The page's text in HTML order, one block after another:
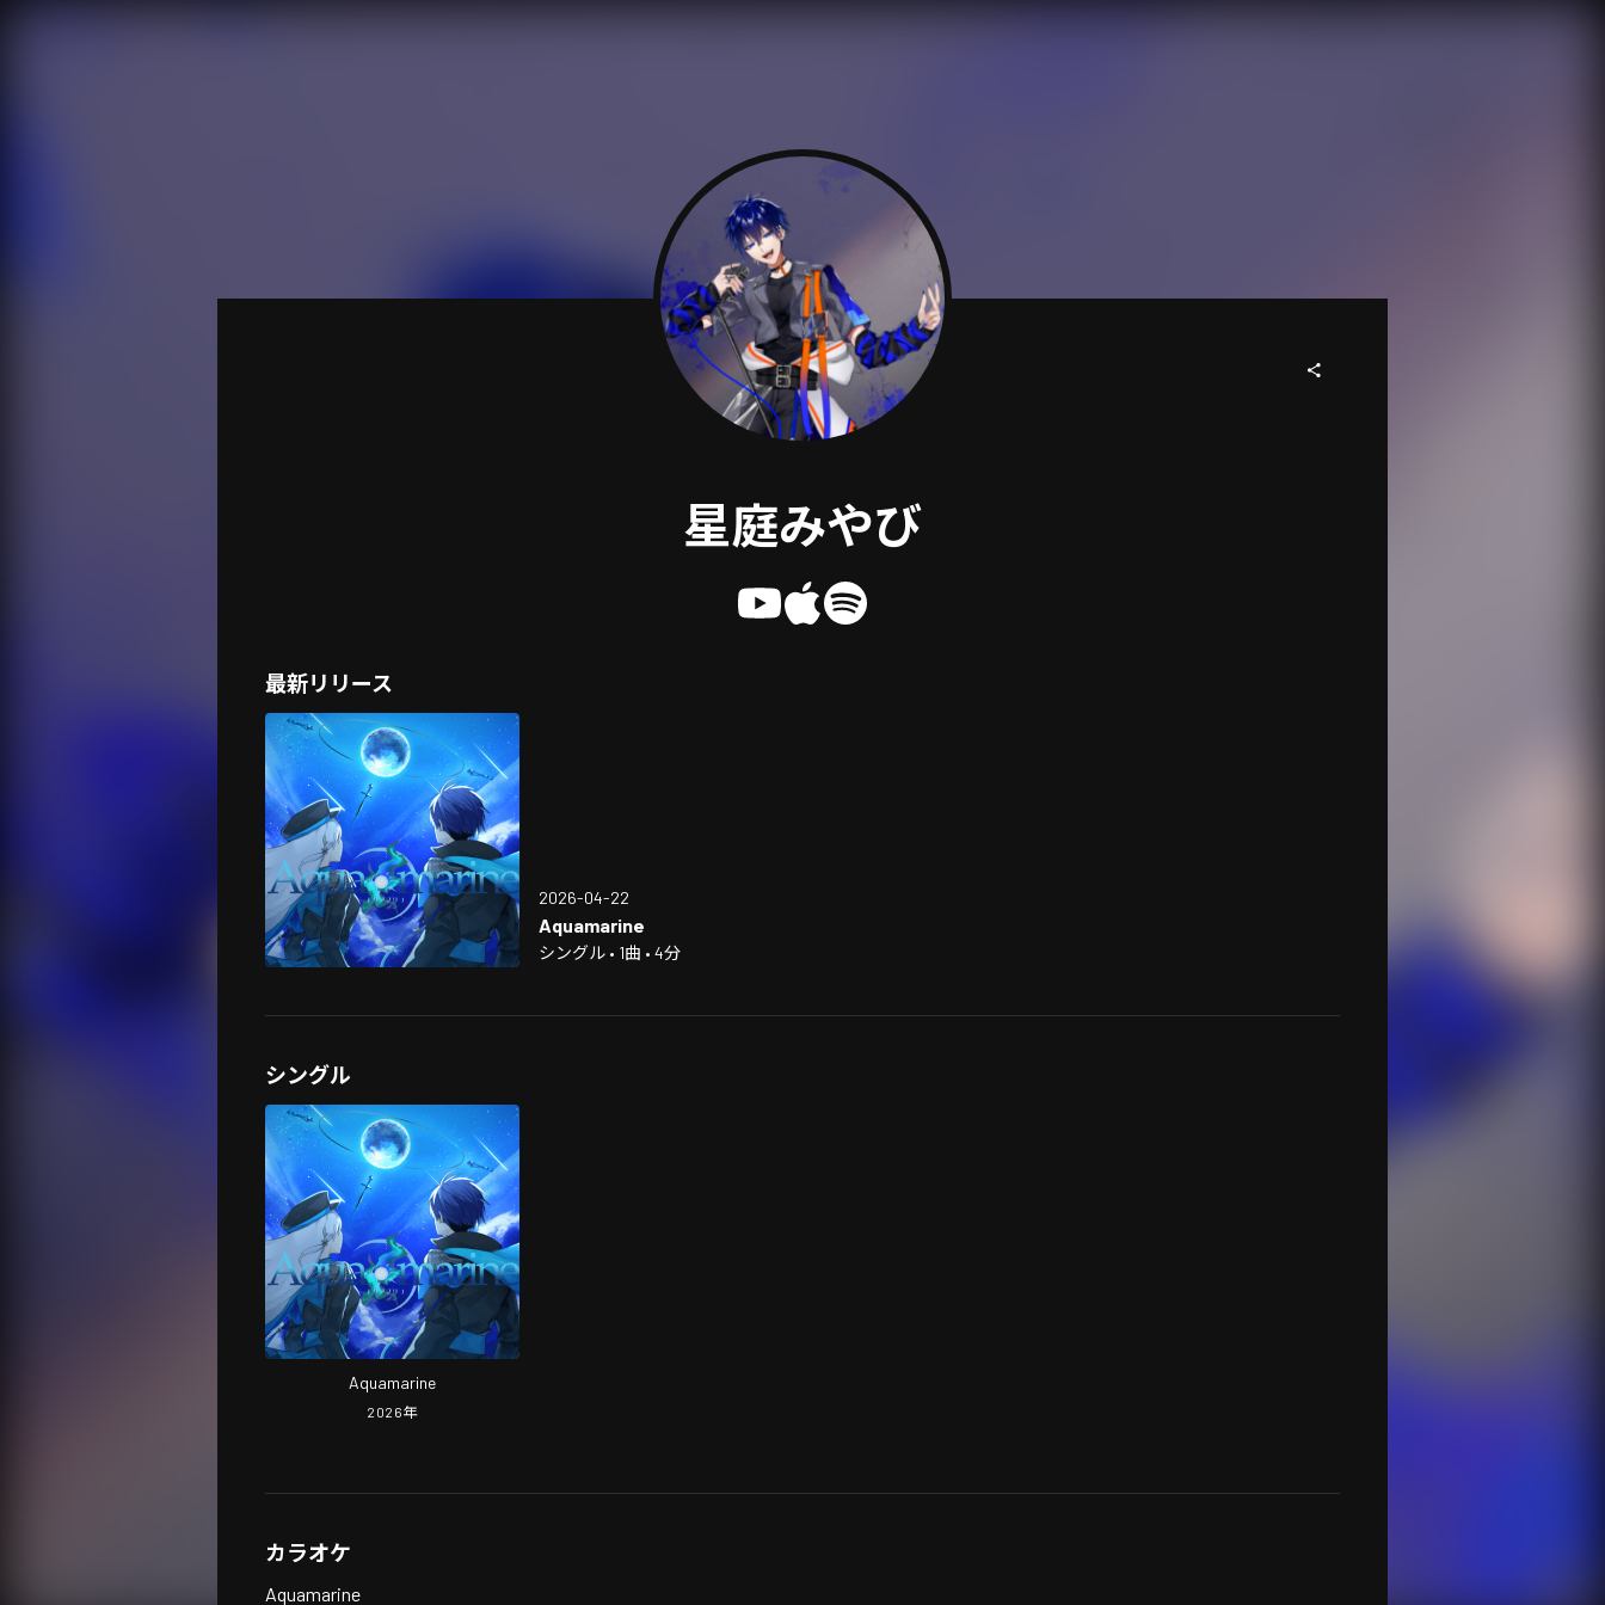
星庭みやび
最新リリース
2026-04-22
Aquamarine
シングル • 1曲 • 4分
シングル
Aquamarine
2026年
カラオケ
Aquamarine